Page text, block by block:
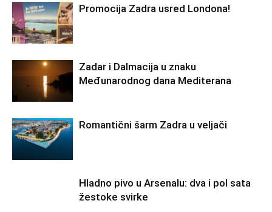
Promocija Zadra usred Londona!
Zadar i Dalmacija u znaku
Međunarodnog dana Mediterana
Romantični šarm Zadra u veljači
Hladno pivo u Arsenalu: dva i pol sata
žestoke svirke